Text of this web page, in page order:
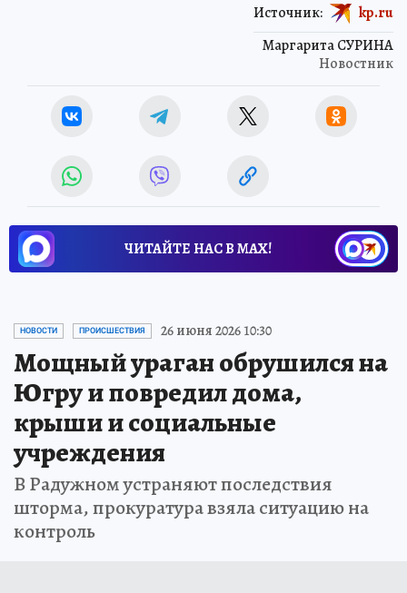
Маргарита СУРИНА
Новостник
Источник: kp.ru
ЧИТАЙТЕ НАС В МАХ!
НОВОСТИ ПРОИСШЕСТВИЯ 26 июня 2026 10:30
Мощный ураган обрушился на
Югру и повредил дома,
крыши и социальные
учреждения
В Радужном устраняют последствия
шторма, прокуратура взяла ситуацию на
контроль